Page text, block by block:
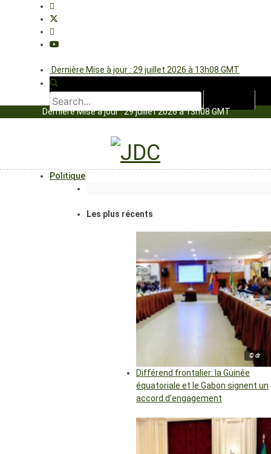
Dernière Mise à jour : 29 juillet 2026 à 13h08 GMT
Dernière Mise à jour : 29 juillet 2026 à 13h08 GMT
Politique
Les plus récents
© dr
Différend frontalier: la Guinée
équatoriale et le Gabon signent un
accord d’engagement